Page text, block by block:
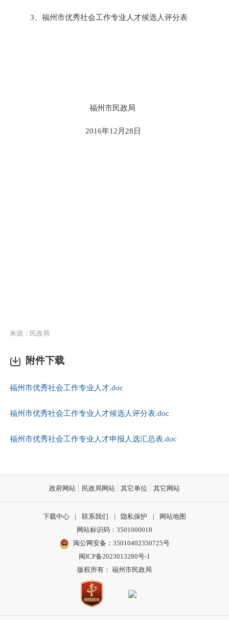
3、福州市优秀社会工作专业人才候选人评分表
福州市民政局
2016年12 月 28日
来源：民政局
附件下载
福州市优秀社会工作专业人才.doc
福州市优秀社会工作专业人才候选人评分表.doc
福州市优秀社会工作专业人才申报人选汇总表.doc
政府网站 民政局网站 其它单位 其它网站
下载中心 | 联系我们 | 隐私保护 |
网站地图
网站标识码：3501000018
闽公网安备：35010402350725号
闽ICP备2023013280号-1
版权所有： 福州市民政局